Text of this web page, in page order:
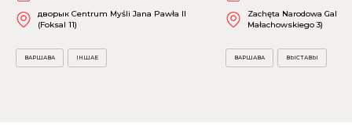
дворык Centrum Myśli Jana Pawła II
(Foksal 11)
ВАРШАВА ІНШАЕ
Zachęta Narodowa
Małachowskiego 3)
ВАРШАВА ВЫСТАВЫ